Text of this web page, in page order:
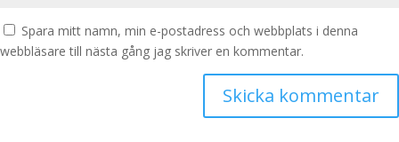
Spara mitt namn, min e-postadress och webbplats i denna
webbläsare till nästa gång jag skriver en kommentar.